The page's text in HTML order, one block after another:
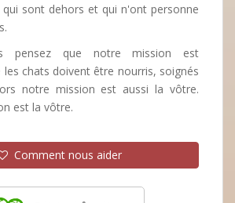
qui sont dehors et qui n'ont personne
pensez que notre mission est
chats doivent être nourris, soignés
notre mission est aussi la vôtre.
est la vôtre.
Comment nous aider